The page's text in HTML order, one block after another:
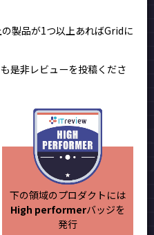
の製品が1つ以上あればGridに
是非レビューを投稿くださ
下の領域のプロダクトには
High performerバッジを
発行